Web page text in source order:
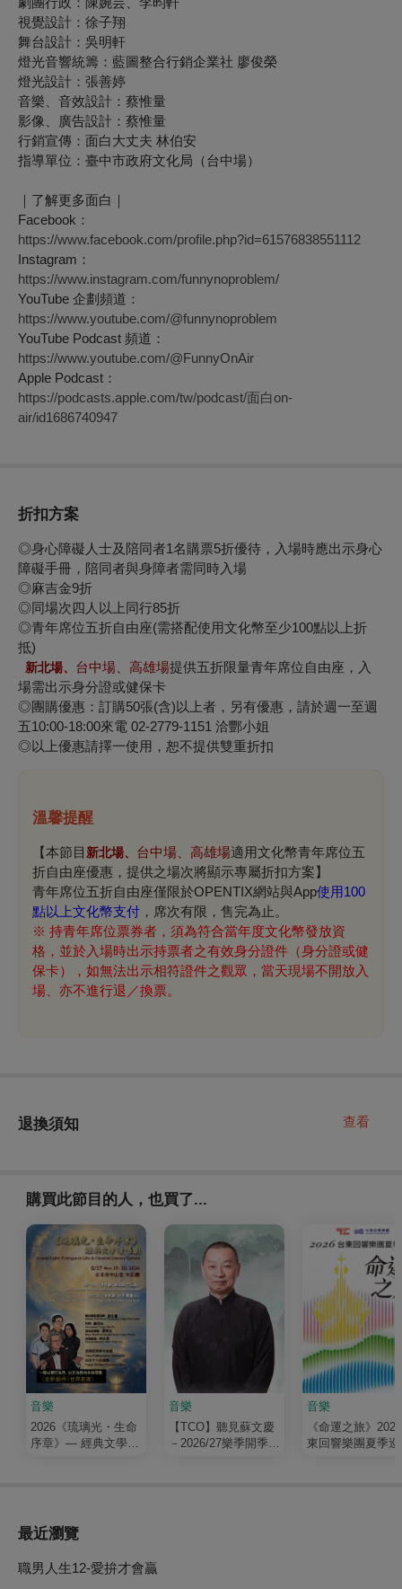
視覺設計：徐子翔
舞台設計：吳明軒
燈光音響統籌：藍圖整合行銷企業社 廖俊榮
燈光設計：張善婷
音樂、音效設計：蔡惟量
影像、廣告設計：蔡惟量
行銷宣傳：面白大丈夫 林伯安
指導單位：臺中市政府文化局（台中場）
｜了解更多面白｜
Facebook：
https://www.facebook.com/profile.php?id=61576838551112
Instagram：
https://www.instagram.com/funnynoproblem/
YouTube 企劃頻道：
https://www.youtube.com/@funnynoproblem
YouTube Podcast 頻道：
https://www.youtube.com/@FunnyOnAir
Apple Podcast：
https://podcasts.apple.com/tw/podcast/面白on-
air/id1686740947
折扣方案
◎身心障礙人士及陪同者1名購票5折優待，入場時應出示身心
障礙手冊，陪同者與身障者需同時入場
◎麻吉金9折
◎同場次四人以上同行85折
◎青年席位五折自由座(需搭配使用文化幣至少100點以上折
抵)
新北場、 台中場、高雄場提供五折限量青年席位自由座， 入
場需出示身分證或健保卡
◎團購優惠：訂購50張(含)以上者，另有優惠，請於週一至週
五10:00-18:00來電 02-2779-1151 洽酆小姐
◎ 以上優惠請擇一使用，恕不提供雙重折扣
溫馨提醒
【本節目 新北場、 台中場、高雄場適用文化幣青年席位五
折自由座優惠，提供之場次將顯示專屬折扣方案】
青年席位五折自由座僅限於OPENTIX網站與App使用100
點以上文化幣支付 ，席次有限，售完為止。
※ 持青年席位票券者，須為符合當年度文化幣發放資
格，並於入場時出示持票者之有效身分證件（身分證或健
保卡），如無法出示相符證件之觀眾，當天現場不開放入
場、亦不進行退／換票。
退換須知 查看
購買此節目的人，也買了...
音樂
2026《琉璃光・生命
序章》— 經典文學清
音樂
【TCO】聽見蘇文慶
－2026/27樂季開季音
音樂
《命運之旅》
東回響樂團夏季巡
最近瀏覽
職男人生12-愛拚才會贏